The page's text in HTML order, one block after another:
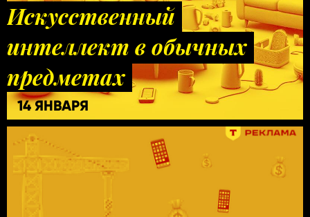
Искусственный
интеллект в обычных
предметах
14 ЯНВАРЯ